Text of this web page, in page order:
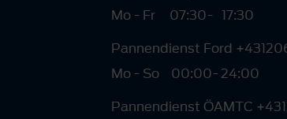
Mo - Fr
07:30- 17:30
Pannendienst Ford
Mo - So
00:00-24:00
Pannendienst ÖAMTC